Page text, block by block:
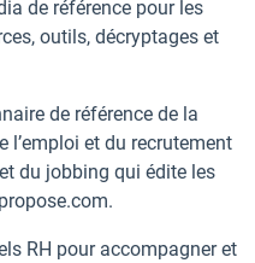
de référence pour les
outils, décryptages et
de référence de la
l’emploi et du recrutement
du jobbing qui édite les
RH pour accompagner et